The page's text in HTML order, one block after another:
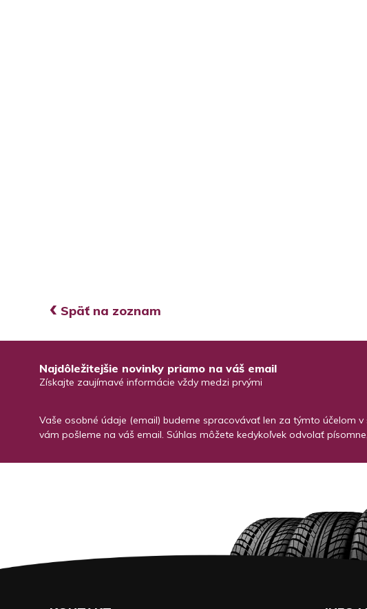
‹ Späť na zoznam
Najdôležitejšie novinky priamo na váš email
Získajte zaujímavé informácie vždy medzi prvými
Vaše osobné údaje (email) budeme spracovávať len za týmto účelom
vám pošleme na váš email. Súhlas môžete kedykoľvek odvolať